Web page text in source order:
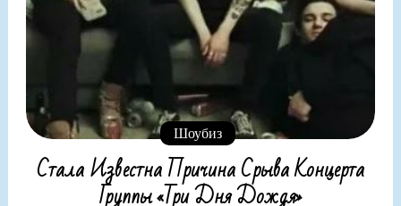
Шоубиз
Стала Известна Причина Срыва Концерта
Группы «Три Дня Дождя»